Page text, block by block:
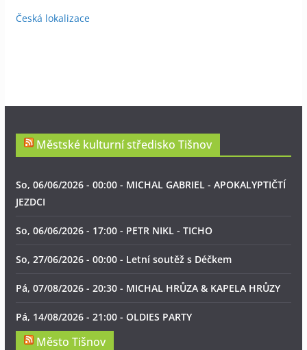
Česká lokalizace
Městské kulturní středisko Tišnov
So, 06/06/2026 - 00:00 - MICHAL GABRIEL - APOKALYPTIČTÍ
JEZDCI
So, 06/06/2026 - 17:00 - PETR NIKL - TICHO
So, 27/06/2026 - 00:00 - Letní soutěž s Déčkem
Pá, 07/08/2026 - 20:30 - MICHAL HRŮZA & KAPELA HRŮZY
Pá, 14/08/2026 - 21:00 - OLDIES PARTY
Město Tišnov